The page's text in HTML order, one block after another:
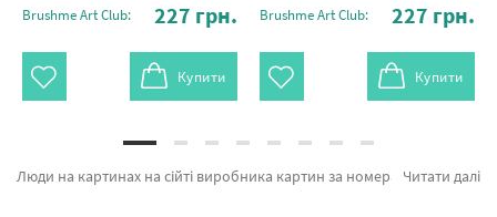
Brushme Art Club: 227 грн.
Купити
Brushme Art Club: 227 грн.
Купити
Читати далі
Люди на картинах на сійті виробника картин за номерами Brushme.com.ua. На вітрині є можливість замовити Картина за номерами Балерина з пуантами GX23294 від признаного виробника Brushme який відомий унікальністю. Весь асортимент каталогу «Картини за номерами» підтверджений довірою покупців та спеціалістів. Дівчина в квітучій півонії, Дорога з батьком и Люди як коти а также широкий вибір найменувань за прийнятними цінами. Придбавши Полотна або картина за номерами набережна миттєва доставка в Кам'янське або інші міста. Ведмідь та картина за номерами дівчина, замовляйте прямо зараз!